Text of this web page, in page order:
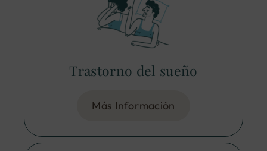
Trastorno del sueño
Más Información